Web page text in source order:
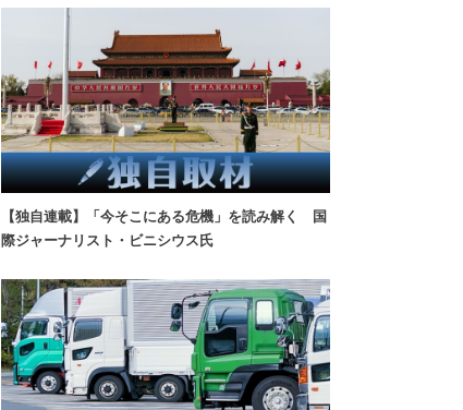
【独自連載】「今そこにある危機」を読み解く 国
際ジャーナリスト・ビニシウス氏